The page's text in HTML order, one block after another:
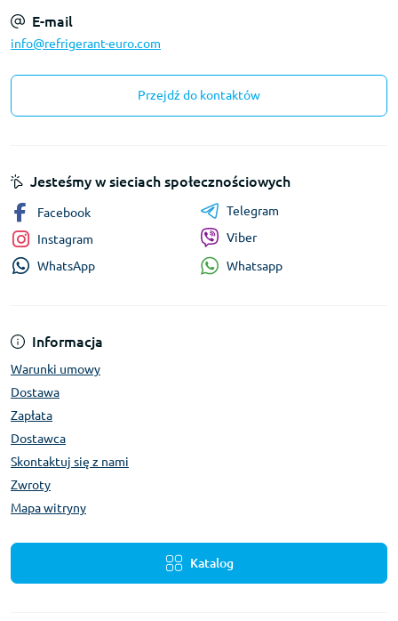
E-mail
info@refrigerant-euro.com
Przejdź do kontaktów
Informacja
Warunki umowy
Dostawa
Zapłata
Dostawca
Skontaktuj się z nami
Zwroty
Mapa witryny
Katalog
Jesteśmy w sieciach społecznościowych
Facebook
Instagram
WhatsApp
Telegram
Viber
Whatsapp